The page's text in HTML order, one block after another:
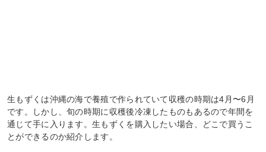
生もずくは沖縄の海で養殖で作られていて収穫の時期は4月〜6月
です。しかし、旬の時期に収穫後冷凍したものもあるので年間を
通じて手に入ります。生もずくを購入したい場合、どこで買うこ
とができるのか紹介します。